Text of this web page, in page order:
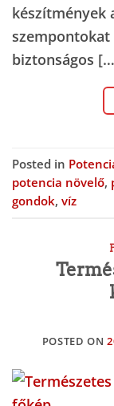
készítmények
biztonságos
Posted in
potencia növelő,
gondok, víz
POSTED ON